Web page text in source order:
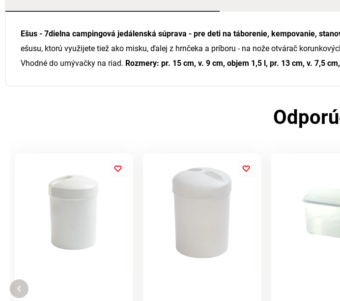
Ešus - 7dielna campingová jedálenská súprava - pre deti na táborenie, kempovanie,
ešusu, ktorú využijete tiež ako misku, ďalej z hrnčeka a príboru - na nože otvárač
Vhodné do umývačky na riad. Rozmery: pr. 15 cm, v. 9 cm, objem 1,5 l, pr. 13 cm, v. 7,5